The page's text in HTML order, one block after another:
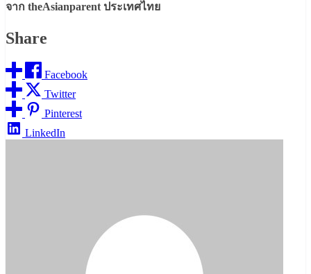
จาก theAsianparent ประเทศไทย
Share
Facebook
Twitter
Pinterest
LinkedIn